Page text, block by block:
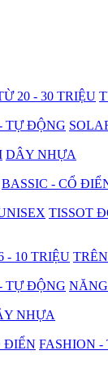
20 - 30 TRIỆU
TỰ ĐỘNG
DÂY NHỰA
BASSIC - CỔ
TISSOT
- 10 TRIỆU
TỰ ĐỘNG
NHỰA
ĐIỂN FASHION -